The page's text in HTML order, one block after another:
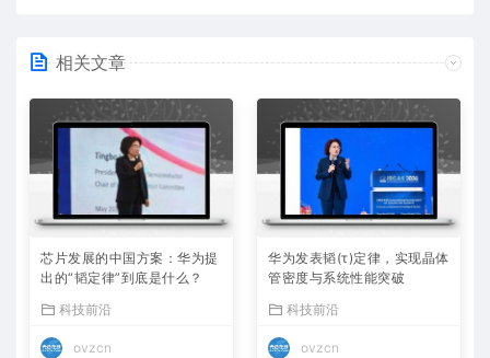
相关文章
芯片发展的中国方案：华为提
出的“韬定律”到底是什么？
科技前沿
ovzcn
华为发表韬(τ)定律，实现晶体
管密度与系统性能突破
科技前沿
ovzcn